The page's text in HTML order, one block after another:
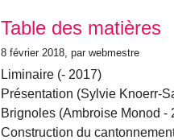
Table des matières
8 février 2018, par webmestre
Liminaire (- 2017)
Présentation (Sylvie Knoerr-
Brignoles (Ambroise Monod -
Construction du